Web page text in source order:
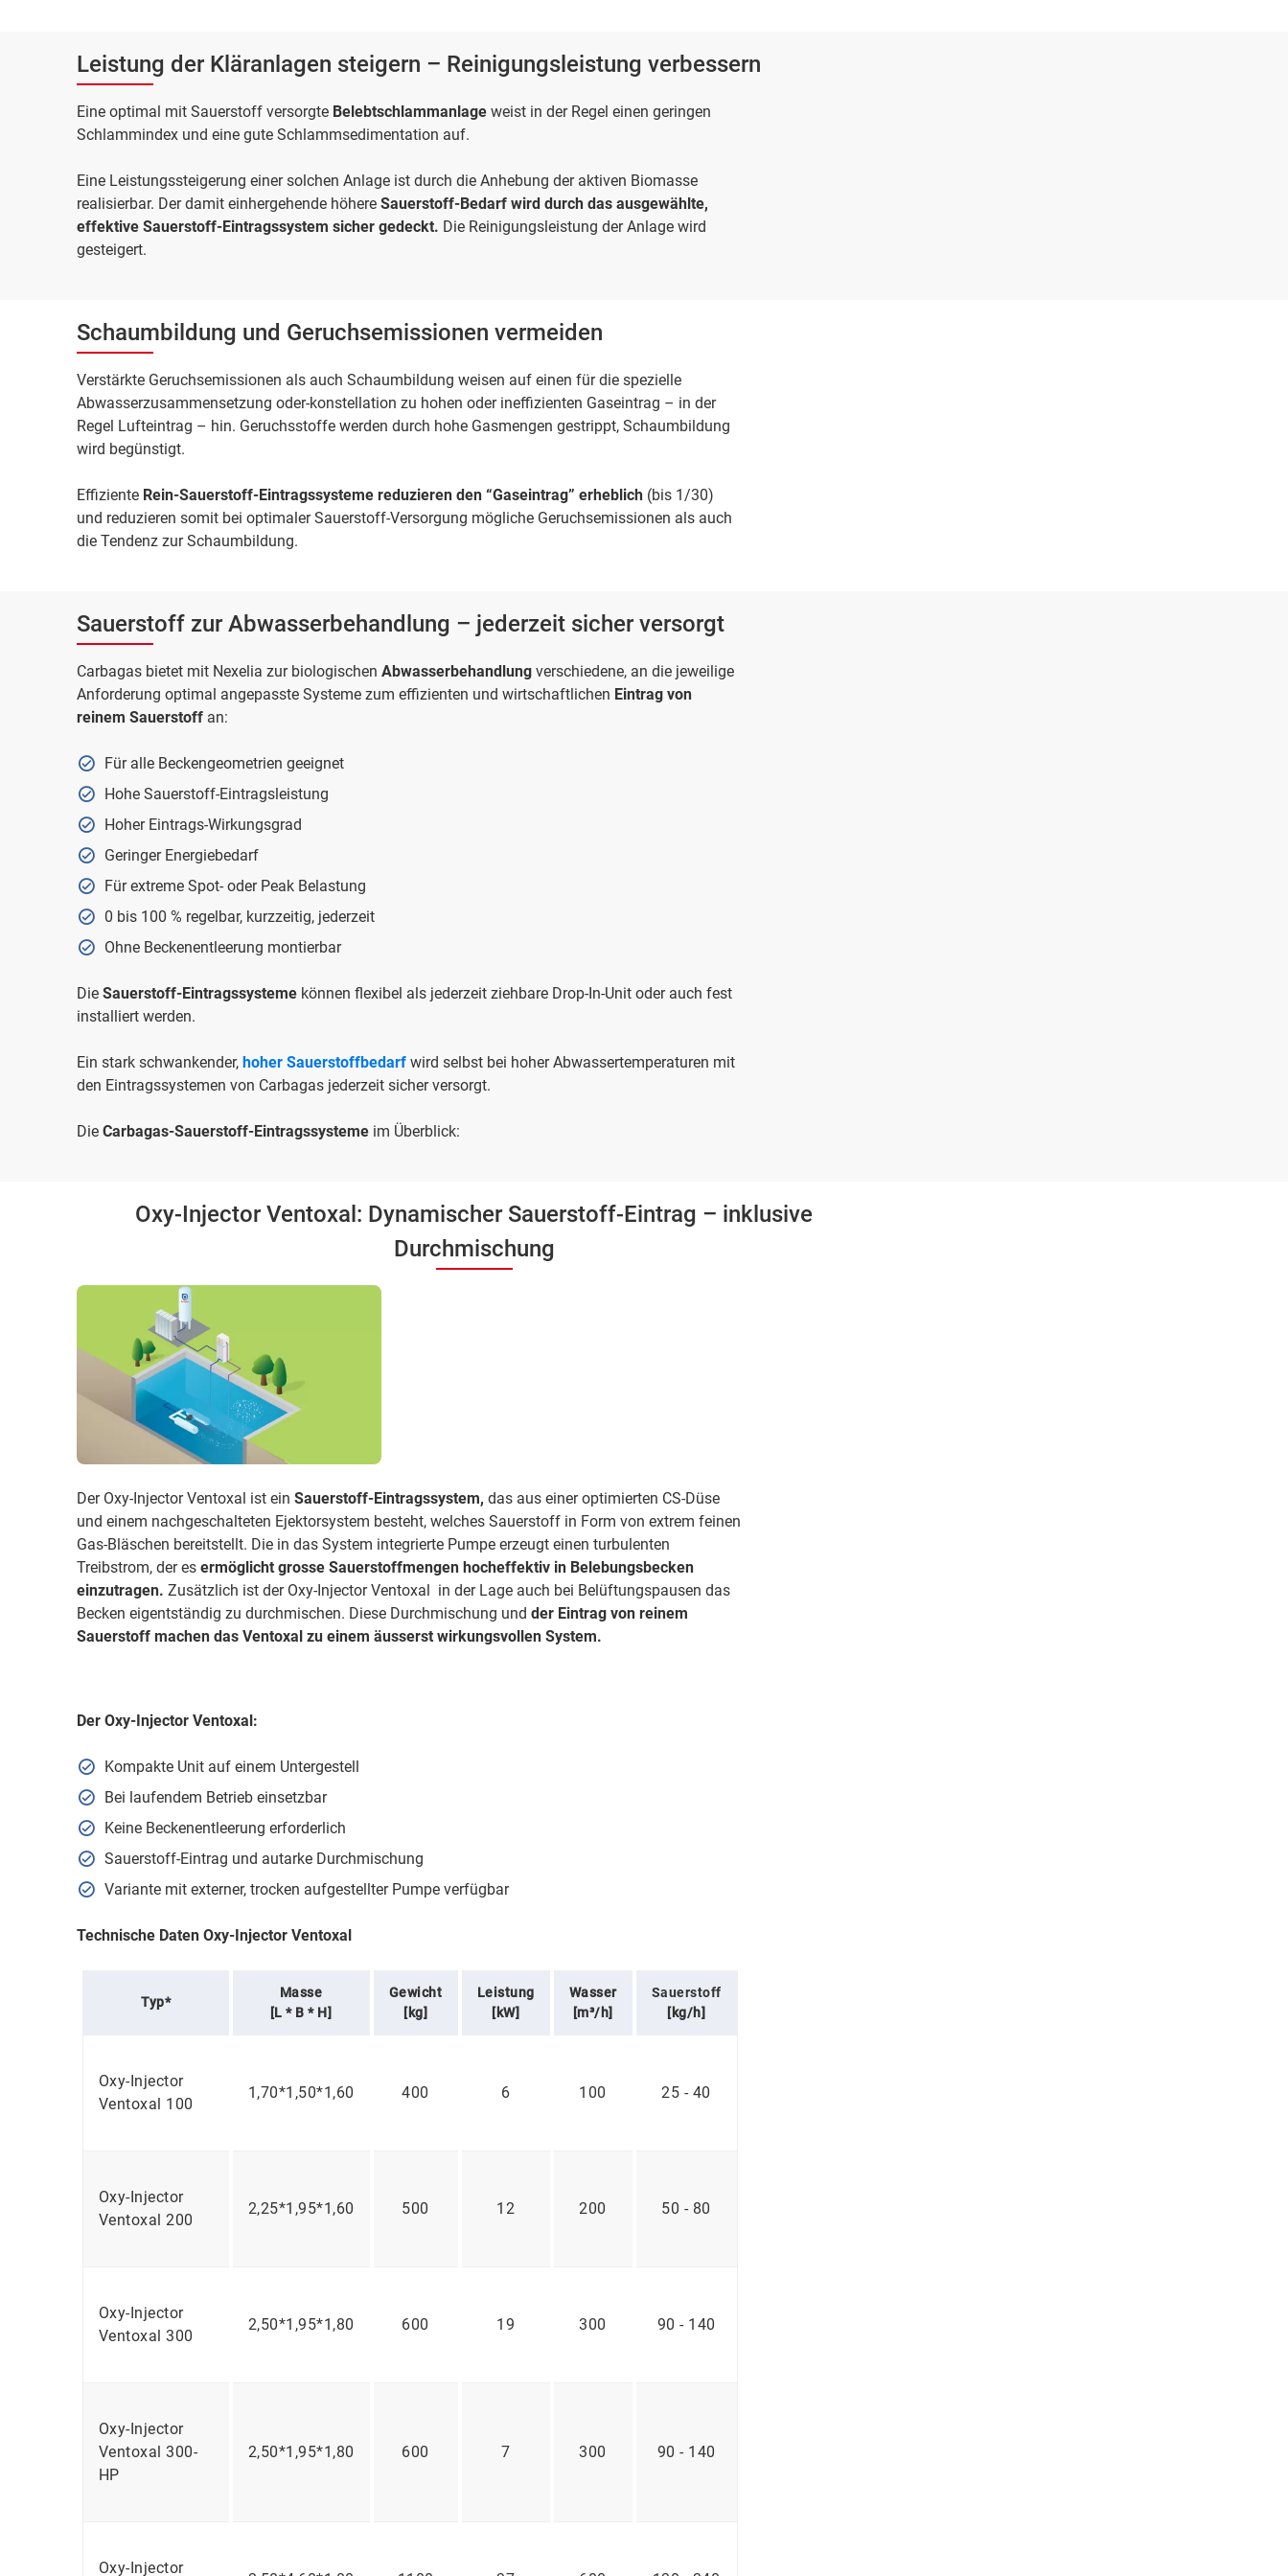
Leistung der Kläranlagen steigern – Reinigungsleistung verbessern
Eine optimal mit Sauerstoff versorgte Belebtschlammanlage weist in der Regel einen geringen
Schlammindex und eine gute Schlammsedimentation auf.
Eine Leistungssteigerung einer solchen Anlage ist durch die Anhebung der aktiven Biomasse
realisierbar. Der damit einhergehende höhere Sauerstoff-Bedarf wird durch das ausgewählte,
effektive Sauerstoff-Eintragssystem sicher gedeckt. Die Reinigungsleistung der Anlage wird
gesteigert.
Schaumbildung und Geruchsemissionen vermeiden
Verstärkte Geruchsemissionen als auch Schaumbildung weisen auf einen für die spezielle
Abwasserzusammensetzung oder-konstellation zu hohen oder ineffizienten Gaseintrag – in der
Regel Lufteintrag – hin. Geruchsstoffe werden durch hohe Gasmengen gestrippt, Schaumbildung
wird begünstigt.
Effiziente Rein-Sauerstoff-Eintragssysteme reduzieren den “Gaseintrag” erheblich (bis 1/30)
und reduzieren somit bei optimaler Sauerstoff-Versorgung mögliche Geruchsemissionen als auch
die Tendenz zur Schaumbildung.
Sauerstoff zur Abwasserbehandlung – jederzeit sicher versorgt
Carbagas bietet mit Nexelia zur biologischen Abwasserbehandlung verschiedene, an die jeweilige
Anforderung optimal angepasste Systeme zum effizienten und wirtschaftlichen Eintrag von
reinem Sauerstoff an:
Für alle Beckengeometrien geeignet
Hohe Sauerstoff-Eintragsleistung
Hoher Eintrags-Wirkungsgrad
Geringer Energiebedarf
Für extreme Spot- oder Peak Belastung
0 bis 100 % regelbar, kurzzeitig, jederzeit
Ohne Beckenentleerung montierbar
Die Sauerstoff-Eintragssysteme können flexibel als jederzeit ziehbare Drop-In-Unit oder auch fest
installiert werden.
Ein stark schwankender, hoher Sauerstoffbedarf wird selbst bei hoher Abwassertemperaturen mit
den Eintragssystemen von Carbagas jederzeit sicher versorgt.
Die Carbagas-Sauerstoff-Eintragssysteme im Überblick:
Oxy-Injector Ventoxal: Dynamischer Sauerstoff-Eintrag – inklusive
Durchmischung
Der Oxy-Injector Ventoxal ist ein Sauerstoff-Eintragssystem, das aus einer optimierten CS-Düse
und einem nachgeschalteten Ejektorsystem besteht, welches Sauerstoff in Form von extrem feinen
Gas-Bläschen bereitstellt. Die in das System integrierte Pumpe erzeugt einen turbulenten
Treibstrom, der es ermöglicht grosse Sauerstoffmengen hocheffektiv in Belebungsbecken
einzutragen. Zusätzlich ist der Oxy-Injector Ventoxal in der Lage auch bei Belüftungspausen das
Becken eigentständig zu durchmischen. Diese Durchmischung und der Eintrag von reinem
Sauerstoff machen das Ventoxal zu einem äusserst wirkungsvollen System.
Der Oxy-Injector Ventoxal:
Kompakte Unit auf einem Untergestell
Bei laufendem Betrieb einsetzbar
Keine Beckenentleerung erforderlich
Sauerstoff-Eintrag und autarke Durchmischung
Variante mit externer, trocken aufgestellter Pumpe verfügbar
Technische Daten Oxy-Injector Ventoxal
Typ*
Masse
[L * B * H]
Gewicht
[kg]
Leistung
[kW]
Wasser
[m³/h]
Sauerstoff
[kg/h]
Oxy-Injector
Ventoxal 100
1,70*1,50*1,60 400 6 100 25 - 40
Oxy-Injector
Ventoxal 200
2,25*1,95*1,60 500 12 200 50 - 80
Oxy-Injector
Ventoxal 300
2,50*1,95*1,80 600 19 300 90 - 140
Oxy-Injector
Ventoxal 300-
HP
2,50*1,95*1,80 600 7 300 90 - 140
Oxy-Injector